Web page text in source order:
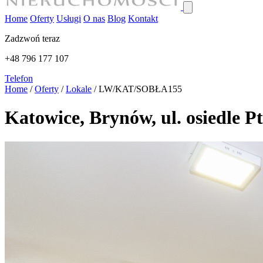
Home Oferty Usługi O nas Blog Kontakt
Zadzwoń teraz
+48 796 177 107
Telefon
Home / Oferty / Lokale / LW/KAT/SOBŁA155
Katowice, Brynów, ul. osiedle